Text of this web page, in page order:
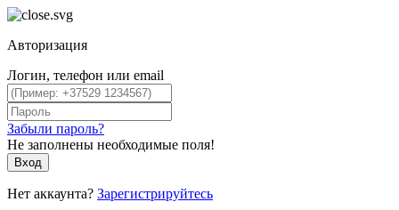
Авторизация
Логин, телефон или email
Забыли пароль?
Не заполнены необходимые поля!
Вход
Нет аккаунта? Зарегистрируйтесь